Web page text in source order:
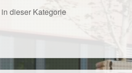
dieser Kategorie